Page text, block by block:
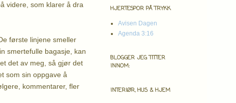
videre, som klarer å dra
første linjene smeller
smertefulle bagasje, kan
det av meg, så gjør det
som sin oppgave å
kommentarer, fler
HJERTESPOR PÅ TRYKK
Avisen Dagen
Agenda 3:16
BLOGGER JEG TITTER
INNOM:
INTERIØR, HUS & HJEM